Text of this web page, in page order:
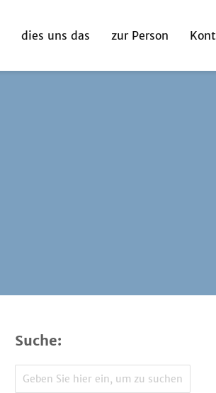
dies uns das zur Person
Suche: